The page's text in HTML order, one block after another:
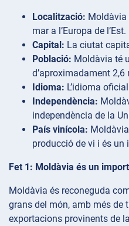
Localització: Moldàvia
mar a l’Europa de l’Est.
Capital: La ciutat
Població: Moldàvia té
d’aproximadament
Idioma: L’idioma
Independència:
independència de la
País vinícola:
producció de vi i és un
Fet 1: Moldàvia és un
Moldàvia és reconeguda
grans del món, amb més de
exportacions provinents de